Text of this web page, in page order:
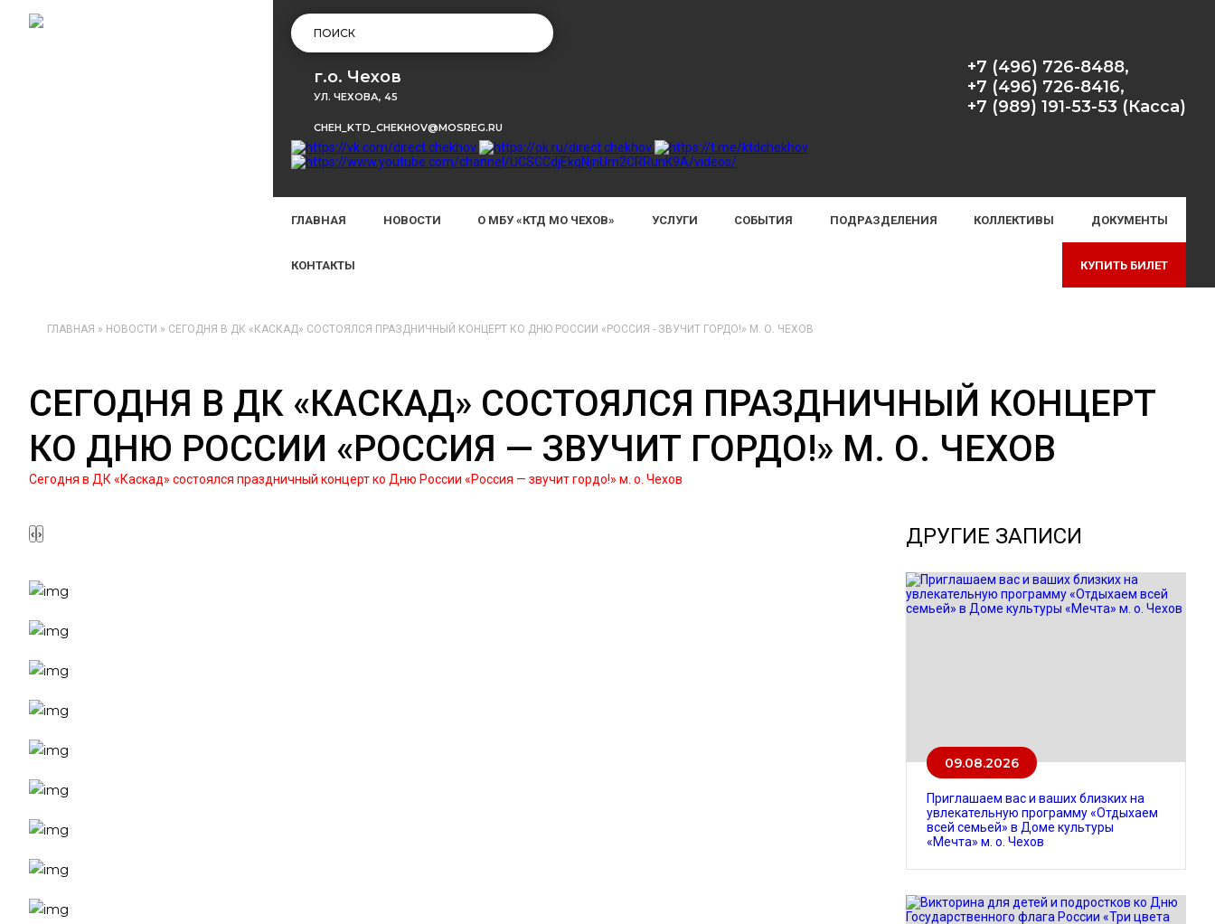
г.о. Чехов
УЛ. ЧЕХОВА, 45
+7 (496) 726-8488,
+7 (496) 726-8416,
+7 (989) 191-53-53 (Касса)
CHEH_KTD_CHEKHOV@MOSREG.RU
ГЛАВНАЯ НОВОСТИ О МБУ «КТД МО ЧЕХОВ» УСЛУГИ СОБЫТИЯ ПОДРАЗДЕЛЕНИЯ КОЛЛЕКТИВЫ ДОКУМЕНТЫ
КОНТАКТЫ КУПИТЬ БИЛЕТ
ГЛАВНАЯ » НОВОСТИ » СЕГОДНЯ В ДК «КАСКАД» СОСТОЯЛСЯ ПРАЗДНИЧНЫЙ КОНЦЕРТ КО ДНЮ РОССИИ «РОССИЯ - ЗВУЧИТ ГОРДО!» М. О. ЧЕХОВ
СЕГОДНЯ В ДК «КАСКАД» СОСТОЯЛСЯ ПРАЗДНИЧНЫЙ КОНЦЕРТ
КО ДНЮ РОССИИ «РОССИЯ — ЗВУЧИТ ГОРДО!» М. О. ЧЕХОВ
Сегодня в ДК «Каскад» состоялся праздничный концерт ко Дню России «Россия — звучит гордо!» м. о. Чехов
‹ › ДРУГИЕ ЗАПИСИ
09.08.2026
Приглашаем вас и ваших близких на
увлекательную программу «Отдыхаем
всей семьей» в Доме культуры
«Мечта» м. о. Чехов